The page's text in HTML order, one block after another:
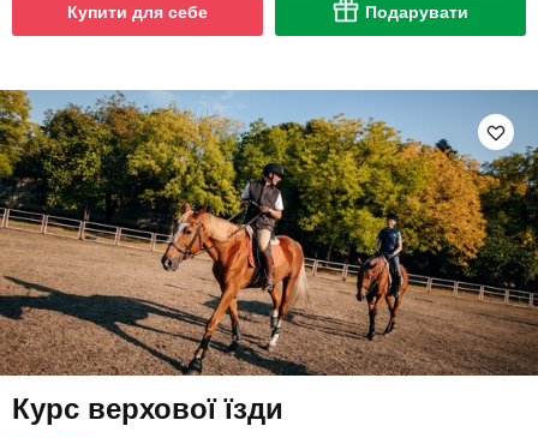
Купити для себе Подарувати
Курс верхової їзди